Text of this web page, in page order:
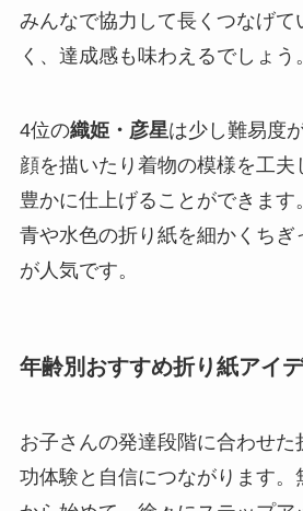
みんなで協力して長くつなげて
く、達成感も味わえるでしょう。
4位の織姫・彦星は少し難易度
顔を描いたり着物の模様を工夫
豊かに仕上げることができます
青や水色の折り紙を細かくちぎ
が人気です。
年齢別おすすめ折り紙アイ
お子さんの発達段階に合わせた
功体験と自信につながります。